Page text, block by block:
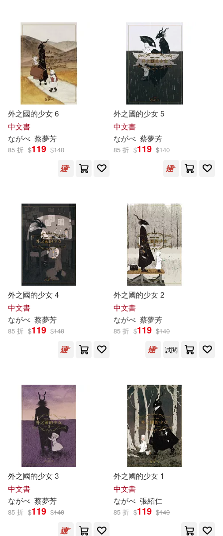
カムカムぴゅっ！(2)
コダマナオコ(2) 三崎弓(2)
上月正博(2) 丸山貴史(2)
伊藤ハチ(2) 堤人美(2)
小林弘幸(2) 山崎圭一(2)
望月俊孝(2) 木谷安憲(2)
松下幸之助(2) 梅原うめ(2)
橋爪駿輝(2) 權藤悠(2)
永野つかさ(2) 池上彰(2)
相崎うたう(2) 石本哲郎(2)
高橋和巳(2) 高橋弘(2)
MAX-A(1)
PRESTIGE PHOTOGENICS(1)
VIP(1) mono-zo(1)
いしばしなおこ(1)
慕客館(2) 楓樹林出版社(2)
玄光社(2) 美藝學苑社(2)
采實文化(2) Milkyway(1)
PRESTIGE(1)
ぱる出版(1)
キルタイムコミュニケーション(1)
サンクチュアリ出版(1)
トランスワールドジャパン(1)
ブティック社(1) リブレ(1)
ワニブックス(1) 三悅文化(1)
三笠書房(1) 世界文化社(1)
世茂(1)
其他 (可複選)
現在可購買商品(217)
作者/演唱/譯/編/繪(27)
價格
範圍
外之國的少女 6
中文書
ながべ 蔡夢芳
85 折 $119 $140
外之國的少女 5
中文書
ながべ 蔡夢芳
85 折 $119 $140
外之國的少女 4
中文書
ながべ 蔡夢芳
85 折 $119 $140
外之國的少女 2
中文書
ながべ 蔡夢芳
85 折 $119 $140
試閱
外之國的少女 3
中文書
ながべ 蔡夢芳
85 折 $119 $140
外之國的少女 1
中文書
ながべ 張紹仁
85 折 $119 $140